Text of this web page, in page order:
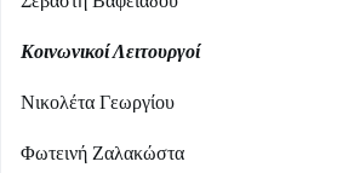
Κοινωνικοί Λειτουργοί
Νικολέτα Γεωργίου
Φωτεινή Ζαλακώστα